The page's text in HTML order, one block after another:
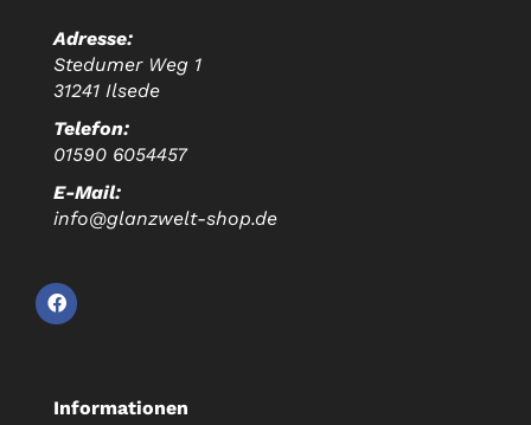
Adresse:
Stedumer Weg 1
31241 Ilsede
Telefon:
01590 6054457
E-Mail:
info@glanzwelt-shop.de
Informationen